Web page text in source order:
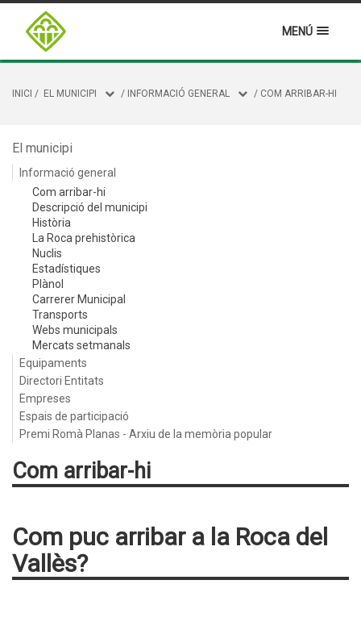
MENÚ
INICI / EL MUNICIPI / INFORMACIÓ GENERAL / COM ARRIBAR-HI
El municipi
Informació general
Com arribar-hi
Descripció del municipi
Història
La Roca prehistòrica
Nuclis
Estadístiques
Plànol
Carrerer Municipal
Transports
Webs municipals
Mercats setmanals
Equipaments
Directori Entitats
Empreses
Espais de participació
Premi Romà Planas - Arxiu de la memòria popular
Com arribar-hi
Com puc arribar a la Roca del
Vallès?